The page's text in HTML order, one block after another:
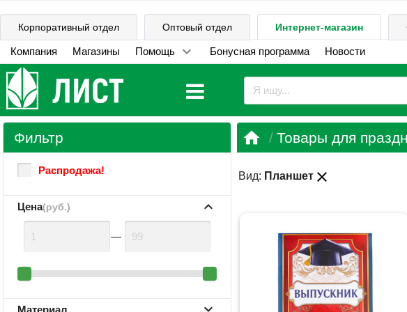
Корпоративный отдел Оптовый отдел Интернет-магазин
Компания Магазины Помощь Бонусная программа Новости
Фильтр
Распродажа!
Цена(руб.)
—
Материал
 Товары для
Вид: Планшет close